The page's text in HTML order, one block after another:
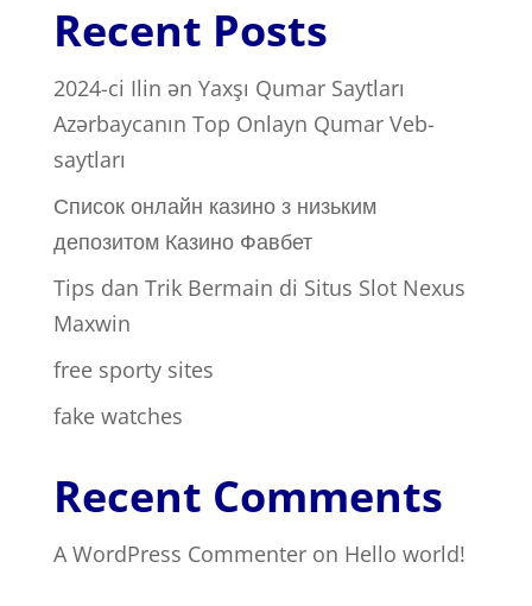
Recent Posts
2024-ci Ilin ən Yaxşı Qumar Saytları ️
Azərbaycanın Top Onlayn Qumar Veb-
saytları
Список онлайн казино з низьким
депозитом Казино Фавбет
Tips dan Trik Bermain di Situs Slot Nexus
Maxwin
free sporty sites
fake watches
Recent Comments
A WordPress Commenteron Hello world!